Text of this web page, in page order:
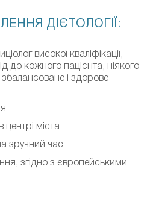
ДІЄТОЛОГІЇ:
високої кваліфікації,
до кожного пацієнта, ніякого
збалансоване і здорове
центрі міста
зручний час
згідно з європейськими